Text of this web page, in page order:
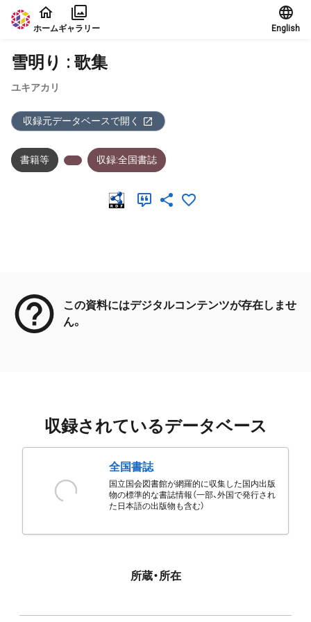
本文に飛ぶ
ホームギャラリー English
雪明り : 歌集
ユキアカリ
収録元データベースで開く
書籍等 収録:全国書誌
この資料にはデジタルコンテンツが存在しませ
ん。
収録されているデータベース
全国書誌
国立国会図書館が網羅的に収集した国内出版
物の標準的な書誌情報（一部、外国で発行され
た日本語の出版物も含む）
所蔵・所在